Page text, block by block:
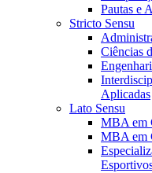
Pautas e
Stricto Sensu
Ciências
Aplicadas
Lato Sensu
MBA em
MBA em